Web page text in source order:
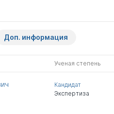
Доп. информация
Ученая степень
Кандидат
Экспертиза